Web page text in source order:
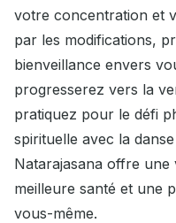
votre concentration et
par les modifications,
bienveillance envers
progresserez vers la
pratiquez pour le défi
spirituelle avec la
Natarajasana offre une
meilleure santé et une
vous-même.